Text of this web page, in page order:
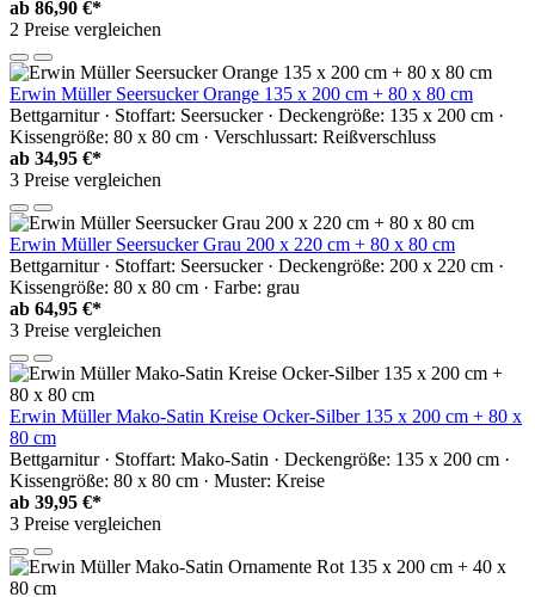
ab 86,90 €*
2 Preise vergleichen
Erwin Müller Seersucker Orange 135 x 200 cm + 80 x 80 cm
Bettgarnitur · Stoffart: Seersucker · Deckengröße: 135 x 200 cm ·
Kissengröße: 80 x 80 cm · Verschlussart: Reißverschluss
ab 34,95 €*
3 Preise vergleichen
Erwin Müller Seersucker Grau 200 x 220 cm + 80 x 80 cm
Bettgarnitur · Stoffart: Seersucker · Deckengröße: 200 x 220 cm ·
Kissengröße: 80 x 80 cm · Farbe: grau
ab 64,95 €*
3 Preise vergleichen
Erwin Müller Mako-Satin Kreise Ocker-Silber 135 x 200 cm + 80 x
80 cm
Bettgarnitur · Stoffart: Mako-Satin · Deckengröße: 135 x 200 cm ·
Kissengröße: 80 x 80 cm · Muster: Kreise
ab 39,95 €*
3 Preise vergleichen